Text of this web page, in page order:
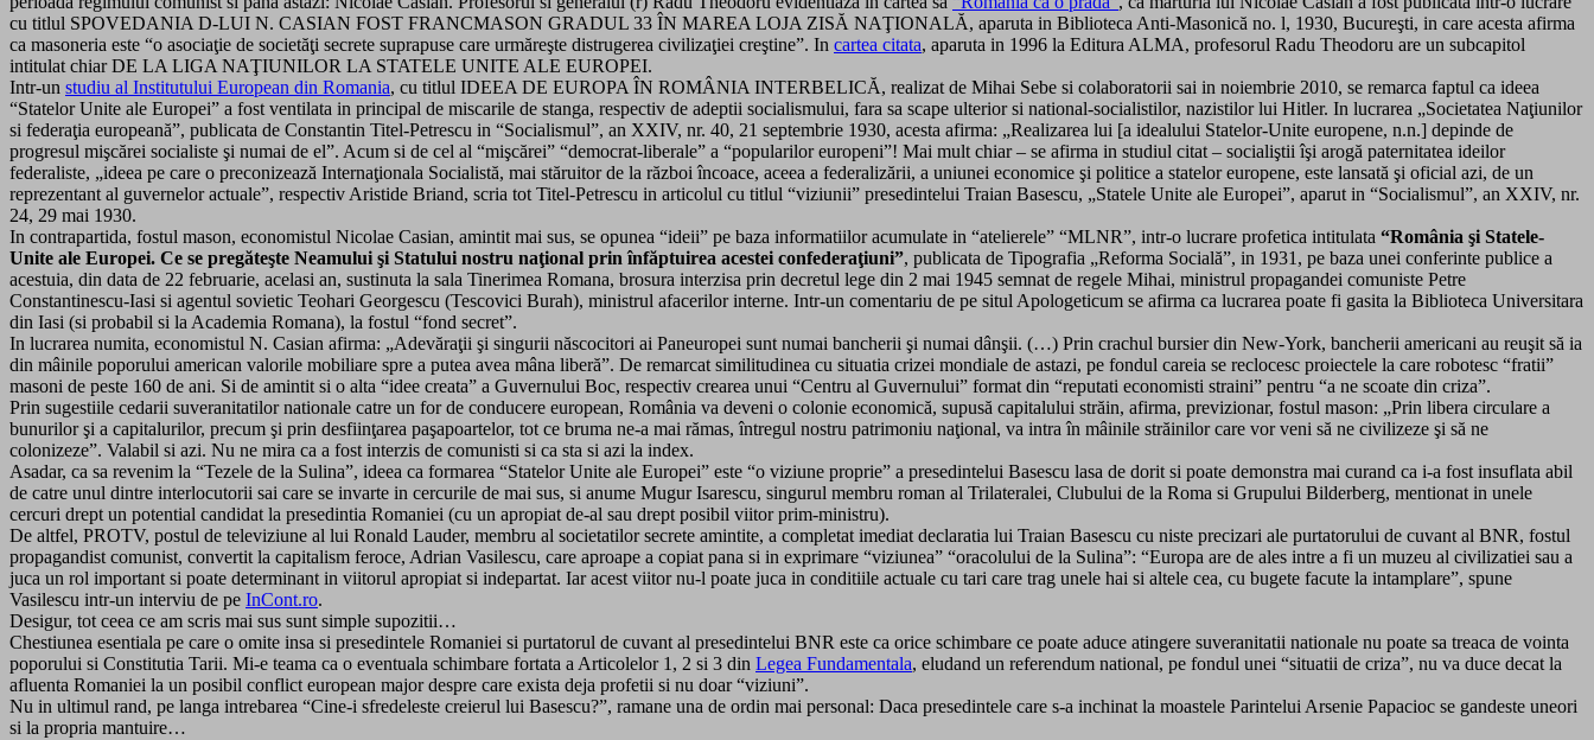
cu titlul SPOVEDANIA D-LUI N. CASIAN FOST FRANCMASON GRADUL 33 ÎN MAREA LOJA ZISĂ NAŢIONALĂ, aparuta in Biblioteca Anti-Masonică no. l, 1930, Bucureşti, in care acesta afirma
ca masoneria este “o asociaţie de societăţi secrete suprapuse care urmăreşte distrugerea civilizaţiei creştine”. In cartea citata, aparuta in 1996 la Editura ALMA, profesorul Radu Theodoru are un subcapitol
intitulat chiar DE LA LIGA NAŢIUNILOR LA STATELE UNITE ALE EUROPEI.
Intr-un studiu al Institutului European din Romania, cu titlul IDEEA DE EUROPA ÎN ROMÂNIA INTERBELICĂ, realizat de Mihai Sebe si colaboratorii sai in noiembrie 2010, se remarca faptul ca ideea
“Statelor Unite ale Europei” a fost ventilata in principal de miscarile de stanga, respectiv de adeptii socialismului, fara sa scape ulterior si national-socialistilor, nazistilor lui Hitler. In lucrarea „Societatea Naţiunilor
si federaţia europeană”, publicata de Constantin Titel-Petrescu in “Socialismul”, an XXIV, nr. 40, 21 septembrie 1930, acesta afirma: „Realizarea lui [a idealului Statelor-Unite europene, n.n.] depinde de
progresul mişcărei socialiste şi numai de el”. Acum si de cel al “mişcărei” “democrat-liberale” a “popularilor europeni”! Mai mult chiar – se afirma in studiul citat – socialiştii îşi arogă paternitatea ideilor
federaliste, „ideea pe care o preconizează Internaţionala Socialistă, mai stăruitor de la război încoace, aceea a federalizării, a uniunei economice şi politice a statelor europene, este lansată şi oficial azi, de un
reprezentant al guvernelor actuale”, respectiv Aristide Briand, scria tot Titel-Petrescu in articolul cu titlul “viziunii” presedintelui Traian Basescu, „Statele Unite ale Europei”, aparut in “Socialismul”, an XXIV, nr.
24, 29 mai 1930.
In contrapartida, fostul mason, economistul Nicolae Casian, amintit mai sus, se opunea “ideii” pe baza informatiilor acumulate in “atelierele” “MLNR”, intr-o lucrare profetica intitulata “România şi Statele-
Unite ale Europei. Ce se pregăteşte Neamului şi Statului nostru naţional prin înfăptuirea acestei confederaţiuni”, publicata de Tipografia „Reforma Socială”, in 1931, pe baza unei conferinte publice a
acestuia, din data de 22 februarie, acelasi an, sustinuta la sala Tinerimea Romana, brosura interzisa prin decretul lege din 2 mai 1945 semnat de regele Mihai, ministrul propagandei comuniste Petre
Constantinescu-Iasi si agentul sovietic Teohari Georgescu (Tescovici Burah), ministrul afacerilor interne. Intr-un comentariu de pe situl Apologeticum se afirma ca lucrarea poate fi gasita la Biblioteca Universitara
din Iasi (si probabil si la Academia Romana), la fostul “fond secret”.
In lucrarea numita, economistul N. Casian afirma: „Adevăraţii şi singurii născocitori ai Paneuropei sunt numai bancherii şi numai dânşii. (…) Prin crachul bursier din New-York, bancherii americani au reuşit să ia
din mâinile poporului american valorile mobiliare spre a putea avea mâna liberă”. De remarcat similitudinea cu situatia crizei mondiale de astazi, pe fondul careia se reclocesc proiectele la care robotesc “fratii”
masoni de peste 160 de ani. Si de amintit si o alta “idee creata” a Guvernului Boc, respectiv crearea unui “Centru al Guvernului” format din “reputati economisti straini” pentru “a ne scoate din criza”.
Prin sugestiile cedarii suveranitatilor nationale catre un for de conducere european, România va deveni o colonie economică, supusă capitalului străin, afirma, previzionar, fostul mason: „Prin libera circulare a
bunurilor şi a capitalurilor, precum şi prin desfiinţarea paşapoartelor, tot ce bruma ne-a mai rămas, întregul nostru patrimoniu naţional, va intra în mâinile străinilor care vor veni să ne civilizeze şi să ne
colonizeze”. Valabil si azi. Nu ne mira ca a fost interzis de comunisti si ca sta si azi la index.
Asadar, ca sa revenim la “Tezele de la Sulina”, ideea ca formarea “Statelor Unite ale Europei” este “o viziune proprie” a presedintelui Basescu lasa de dorit si poate demonstra mai curand ca i-a fost insuflata abil
de catre unul dintre interlocutorii sai care se invarte in cercurile de mai sus, si anume Mugur Isarescu, singurul membru roman al Trilateralei, Clubului de la Roma si Grupului Bilderberg, mentionat in unele
cercuri drept un potential candidat la presedintia Romaniei (cu un apropiat de-al sau drept posibil viitor prim-ministru).
De altfel, PROTV, postul de televiziune al lui Ronald Lauder, membru al societatilor secrete amintite, a completat imediat declaratia lui Traian Basescu cu niste precizari ale purtatorului de cuvant al BNR, fostul
propagandist comunist, convertit la capitalism feroce, Adrian Vasilescu, care aproape a copiat pana si in exprimare “viziunea” “oracolului de la Sulina”: “Europa are de ales intre a fi un muzeu al civilizatiei sau a
juca un rol important si poate determinant in viitorul apropiat si indepartat. Iar acest viitor nu-l poate juca in conditiile actuale cu tari care trag unele hai si altele cea, cu bugete facute la intamplare”, spune
Vasilescu intr-un interviu de pe InCont.ro.
Desigur, tot ceea ce am scris mai sus sunt simple supozitii…
Chestiunea esentiala pe care o omite insa si presedintele Romaniei si purtatorul de cuvant al presedintelui BNR este ca orice schimbare ce poate aduce atingere suveranitatii nationale nu poate sa treaca de vointa
poporului si Constitutia Tarii. Mi-e teama ca o eventuala schimbare fortata a Articolelor 1, 2 si 3 din Legea Fundamentala, eludand un referendum national, pe fondul unei “situatii de criza”, nu va duce decat la
afluenta Romaniei la un posibil conflict european major despre care exista deja profetii si nu doar “viziuni”.
Nu in ultimul rand, pe langa intrebarea “Cine-i sfredeleste creierul lui Basescu?”, ramane una de ordin mai personal: Daca presedintele care s-a inchinat la moastele Parintelui Arsenie Papacioc se gandeste uneori
si la propria mantuire…